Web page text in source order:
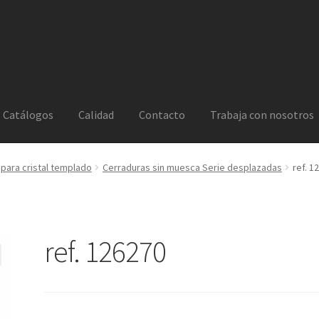
Catálogos Calidad Contacto Trabaja con nosotros
cristal templado Cerraduras sin muesca Serie desplazadas ref.
ref. 126270